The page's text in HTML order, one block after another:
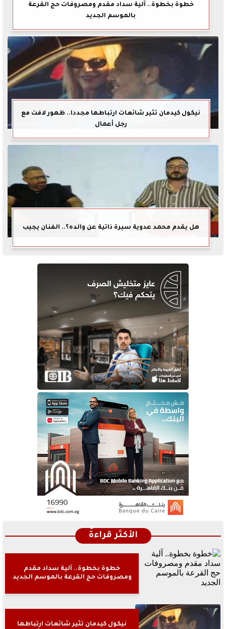
خطوة بخطوة.. آلية سداد مقدم ومصروفات حج القرعة
بالموسم الجديد
نيكول كيدمان تثير شائعات ارتباطها مجددا.. ظهور لافت مع
رجل أعمال
هل يقدم محمد عدوية سيرة ذاتية عن والده؟.. الفنان يجيب
الأكثر قراءةً
خطوة بخطوة.. آلية سداد مقدم
ومصروفات حج القرعة بالموسم الجديد
نيكول كيدمان تثير شائعات ارتباطها